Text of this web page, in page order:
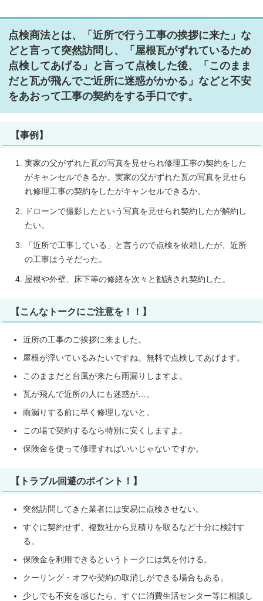
点検商法とは、「近所で行う工事の挨拶に来た」な
どと言って突然訪問し、「屋根瓦がずれているため
点検してあげる」と言って点検した後、「このまま
だと瓦が飛んでご近所に迷惑がかかる」などと不安
をあおって工事の契約をする手口です。
【事例】
実家の父がずれた瓦の写真を見せられ修理工事の契約をした
がキャンセルできるか。実家の父がずれた瓦の写真を見せら
れ修理工事の契約をしたがキャンセルできるか。
ドローンで撮影したという写真を見せられ契約したが解約し
たい。
「近所で工事している」と言うので点検を依頼したが、近所
の工事はうそだった。
屋根や外壁、床下等の修繕を次々と勧誘され契約した。
【こんなトークにご注意を！！】
近所の工事のご挨拶に来ました。
屋根が浮いているみたいですね。無料で点検してあげます。
このままだと台風が来たら雨漏りしますよ。
瓦が飛んで近所の人にも迷惑が…。
雨漏りする前に早く修理しないと。
この場で契約するなら特別に安くしますよ。
保険金を使って修理すればいいじゃないですか。
【トラブル回避のポイント！】
突然訪問してきた業者には安易に点検させない。
すぐに契約せず、複数社から見積りを取るなど十分に検討す
る。
保険金を利用できるというトークには気を付ける。
クーリング・オフや契約の取消しができる場合もある。
少しでも不安を感じたら、すぐに消費生活センター等に相談し